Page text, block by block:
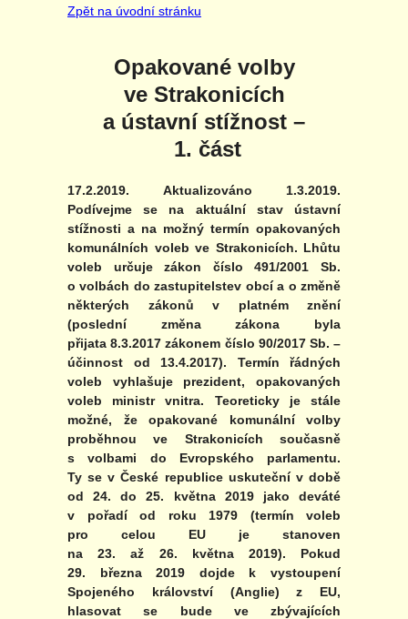
Zpět na úvodní stránku
Opakované volby
ve Strakonicích
a ústavní stížnost –
1. část
17.2.2019. Aktualizováno 1.3.2019.
Podívejme se na aktuální stav ústavní
stížnosti a na možný termín opakovaných
komunálních voleb ve Strakonicích. Lhůtu
voleb určuje zákon číslo 491/2001 Sb.
o volbách do zastupitelstev obcí a o změně
některých zákonů v platném znění
(poslední změna zákona byla
přijata 8.3.2017 zákonem číslo 90/2017 Sb. –
účinnost od 13.4.2017). Termín řádných
voleb vyhlašuje prezident, opakovaných
voleb ministr vnitra. Teoreticky je stále
možné, že opakované komunální volby
proběhnou ve Strakonicích současně
s volbami do Evropského parlamentu.
Ty se v České republice uskuteční v době
od 24. do 25. května 2019 jako deváté
v pořadí od roku 1979 (termín voleb
pro celou EU je stanoven
na 23. až 26. května 2019). Pokud
29. března 2019 dojde k vystoupení
Spojeného království (Anglie) z EU,
hlasovat se bude ve zbývajících